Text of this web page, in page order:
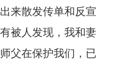
来散发传单和反宣
被人发现，我和妻
父在保护我们，已